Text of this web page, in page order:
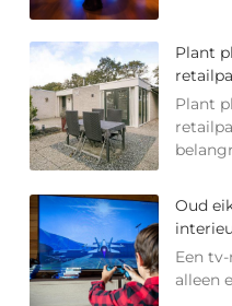
Plant
Plant
Oud
Een
alleen